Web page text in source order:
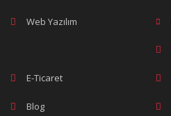
Web Yazılım
E-Ticaret
Blog